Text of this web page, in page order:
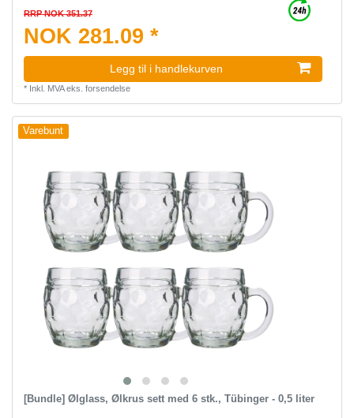
RRP NOK 351.37
NOK 281.09 *
Legg til i handlekurven
* Inkl. MVAeks. forsendelse
Varebunt
[Bundle] Ølglass, Ølkrus sett med 6 stk., Tübinger - 0,5 liter